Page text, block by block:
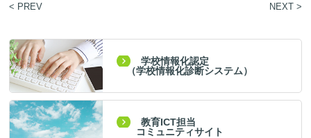
< PREV NEXT >
学校情報化認定
（学校情報化診断システム）
教育ICT担当
コミュニティサイト